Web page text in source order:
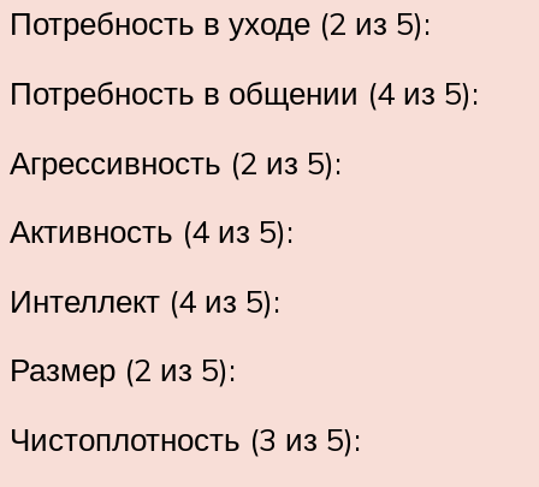
Потребность в уходе (2 из 5):
Потребность в общении (4 из 5):
Агрессивность (2 из 5):
Активность (4 из 5):
Интеллект (4 из 5):
Размер (2 из 5):
Чистоплотность (3 из 5):